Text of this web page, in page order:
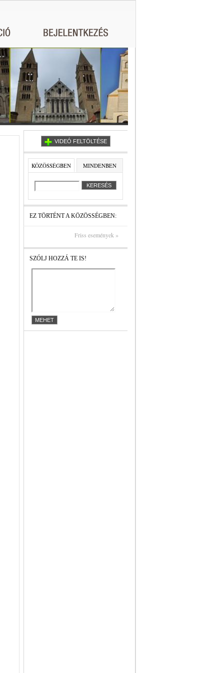
VIDEÓ FELTÖLTÉSE
KÖZÖSSÉGBEN MINDENBEN
EZ TÖRTÉNT A KÖZÖSSÉGBEN:
Friss események »
SZÓLJ HOZZÁ TE IS!